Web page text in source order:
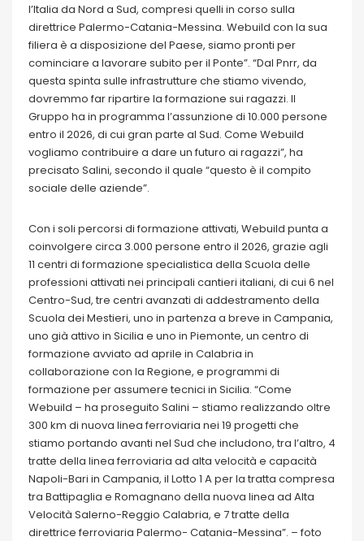
l’Italia da Nord a Sud, compresi quelli in corso sulla
direttrice Palermo-Catania-Messina. Webuild con la sua
filiera è a disposizione del Paese, siamo pronti per
cominciare a lavorare subito per il Ponte”. “Dal Pnrr, da
questa spinta sulle infrastrutture che stiamo vivendo,
dovremmo far ripartire la formazione sui ragazzi. Il
Gruppo ha in programma l’assunzione di 10.000 persone
entro il 2026, di cui gran parte al Sud. Come Webuild
vogliamo contribuire a dare un futuro ai ragazzi”, ha
precisato Salini, secondo il quale “questo è il compito
sociale delle aziende”.
Con i soli percorsi di formazione attivati, Webuild punta a
coinvolgere circa 3.000 persone entro il 2026, grazie agli
11 centri di formazione specialistica della Scuola delle
professioni attivati nei principali cantieri italiani, di cui 6 nel
Centro-Sud, tre centri avanzati di addestramento della
Scuola dei Mestieri, uno in partenza a breve in Campania,
uno già attivo in Sicilia e uno in Piemonte, un centro di
formazione avviato ad aprile in Calabria in
collaborazione con la Regione, e programmi di
formazione per assumere tecnici in Sicilia. “Come
Webuild – ha proseguito Salini – stiamo realizzando oltre
300 km di nuova linea ferroviaria nei 19 progetti che
stiamo portando avanti nel Sud che includono, tra l’altro, 4
tratte della linea ferroviaria ad alta velocità e capacità
Napoli-Bari in Campania, il Lotto 1 A per la tratta compresa
tra Battipaglia e Romagnano della nuova linea ad Alta
Velocità Salerno-Reggio Calabria, e 7 tratte della
direttrice ferroviaria Palermo- Catania-Messina”. – foto